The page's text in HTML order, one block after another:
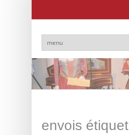
envois